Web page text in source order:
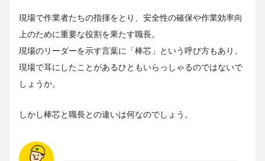
現場で作業者たちの指揮をとり、安全性の確保や作業効率向
上のために重要な役割を果たす職長。
現場のリーダーを示す言葉に「棒芯」という呼び方もあり、
現場で耳にしたことがあるひともいらっしゃるのではないで
しょうか。
しかし棒芯と職長との違いは何なのでしょう。